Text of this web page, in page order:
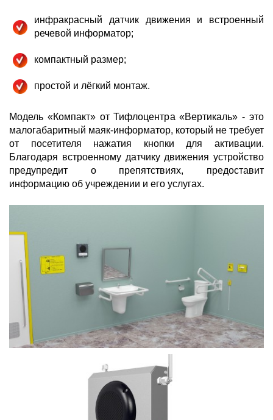
инфракрасный датчик движения и встроенный
речевой информатор;
компактный размер;
простой и лёгкий монтаж.
Модель «Компакт» от Тифлоцентра «Вертикаль» - это
малогабаритный маяк-информатор, который не требует
от посетителя нажатия кнопки для активации.
Благодаря встроенному датчику движения устройство
предупредит о препятствиях, предоставит
информацию об учреждении и его услугах.